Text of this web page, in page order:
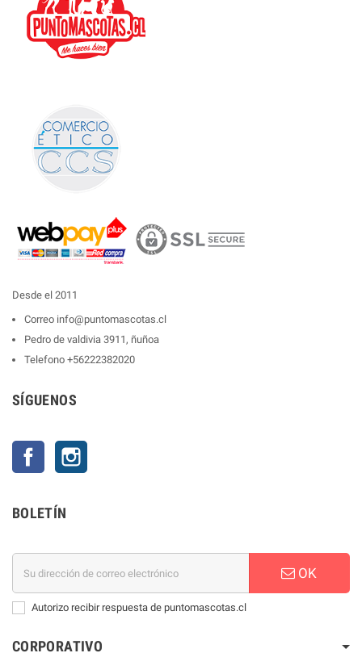
Desde el 2011
Correo info@puntomascotas.cl
Pedro de valdivia 3911, ñuñoa
Telefono +56222382020
SÍGUENOS
Facebook
BOLETÍN
OK
Autorizo recibir respuesta de puntomascotas.cl
CORPORATIVO